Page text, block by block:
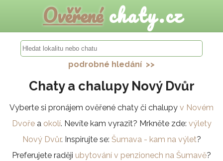
Ověřenéchaty.cz
podrobné hledání >>
Chaty a chalupy Nový Dvůr
Vyberte si pronájem ověřené chaty či chalupy v Novém
Dvořea okolí. Nevíte kam vyrazit? Mrkněte zde: výlety
Nový Dvůr. Inspirujte se: Šumava - kam na výlet?
Preferujete raději ubytování v penzionech na Šumavě?